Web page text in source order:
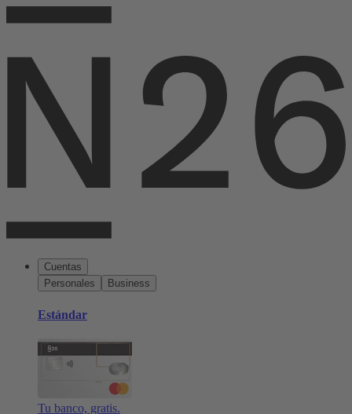
Cuentas
Personales
Business
Estándar
Tu banco, gratis.